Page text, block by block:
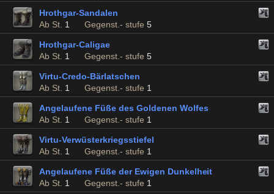
Hrothgar-Sandalen
Ab St. 1 Gegenst.- stufe 5
Hrothgar-Caligae
Ab St. 1 Gegenst.- stufe 5
Virtu-Credo-Bärlatschen
Ab St. 1 Gegenst.- stufe 1
Angelaufene Füße des Goldenen Wolfes
Ab St. 1 Gegenst.- stufe 1
Virtu-Verwüsterkriegsstiefel
Ab St. 1 Gegenst.- stufe 1
Angelaufene Füße der Ewigen Dunkelheit
Ab St. 1 Gegenst.- stufe 1